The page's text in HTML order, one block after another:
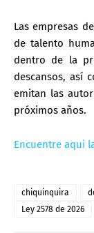
Las empresas
de talento
dentro de la
descansos, así
emitan las
próximos años.
Encuentre aqui
chiquinquira
Ley 2578 de 2026